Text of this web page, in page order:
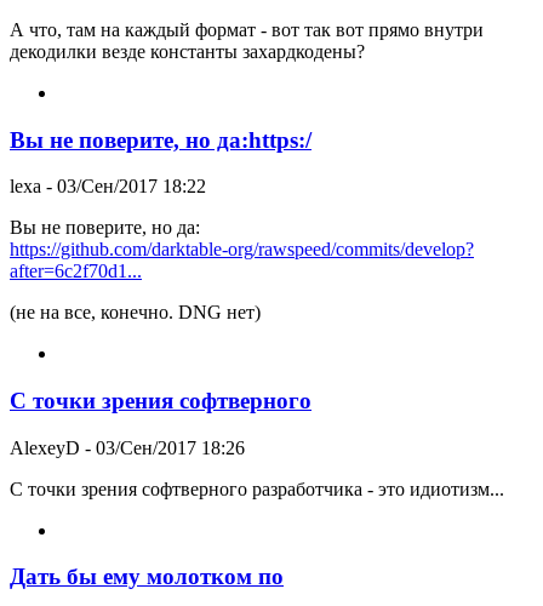
А что, там на каждый формат - вот так вот прямо внутри
декодилки везде константы захардкодены?
Вы не поверите, но да:https:/
lexa - 03/Сен/2017 18:22
Вы не поверите, но да:
https://github.com/darktable-org/rawspeed/commits/develop?
after=6c2f70d1...
(не на все, конечно. DNG нет)
C точки зрения софтверного
AlexeyD - 03/Сен/2017 18:26
C точки зрения софтверного разработчика - это идиотизм...
Дать бы ему молотком по